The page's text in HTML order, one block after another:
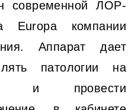
современной ЛОР-
Europa компании
Аппарат дает
патологии на
и провести